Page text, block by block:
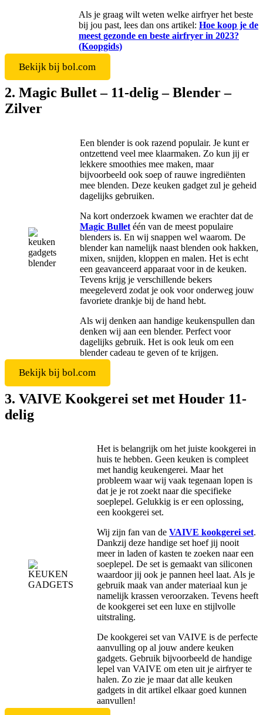
Als je graag wilt weten welke airfryer het beste
bij jou past, lees dan ons artikel: Hoe koop je de
meest gezonde en beste airfryer in 2023?
(Koopgids)
Bekijk bij bol.com
2. Magic Bullet – 11-delig – Blender –
Zilver
Een blender is ook razend populair. Je kunt er
ontzettend veel mee klaarmaken. Zo kun jij er
lekkere smoothies mee maken, maar
bijvoorbeeld ook soep of rauwe ingrediënten
mee blenden. Deze keuken gadget zul je geheid
dagelijks gebruiken.
Na kort onderzoek kwamen we erachter dat de
Magic Bullet één van de meest populaire
blenders is. En wij snappen wel waarom. De
blender kan namelijk naast blenden ook hakken,
mixen, snijden, kloppen en malen. Het is echt
een geavanceerd apparaat voor in de keuken.
Tevens krijg je verschillende bekers
meegeleverd zodat je ook voor onderweg jouw
favoriete drankje bij de hand hebt.
Als wij denken aan handige keukenspullen dan
denken wij aan een blender. Perfect voor
dagelijks gebruik. Het is ook leuk om een
blender cadeau te geven of te krijgen.
Bekijk bij bol.com
3. VAIVE Kookgerei set met Houder 11-
delig
Het is belangrijk om het juiste kookgerei in
huis te hebben. Geen keuken is compleet
met handig keukengerei. Maar het
probleem waar wij vaak tegenaan lopen is
dat je je rot zoekt naar die specifieke
soeplepel. Gelukkig is er een oplossing,
een kookgerei set.
Wij zijn fan van de VAIVE kookgerei set.
Dankzij deze handige set hoef jij nooit
meer in laden of kasten te zoeken naar een
soeplepel. De set is gemaakt van siliconen
waardoor jij ook je pannen heel laat. Als je
gebruik maak van ander materiaal kun je
namelijk krassen veroorzaken. Tevens heeft
de kookgerei set een luxe en stijlvolle
uitstraling.
De kookgerei set van VAIVE is de perfecte
aanvulling op al jouw andere keuken
gadgets. Gebruik bijvoorbeeld de handige
lepel van VAIVE om eten uit je airfryer te
halen. Zo zie je maar dat alle keuken
gadgets in dit artikel elkaar goed kunnen
aanvullen!